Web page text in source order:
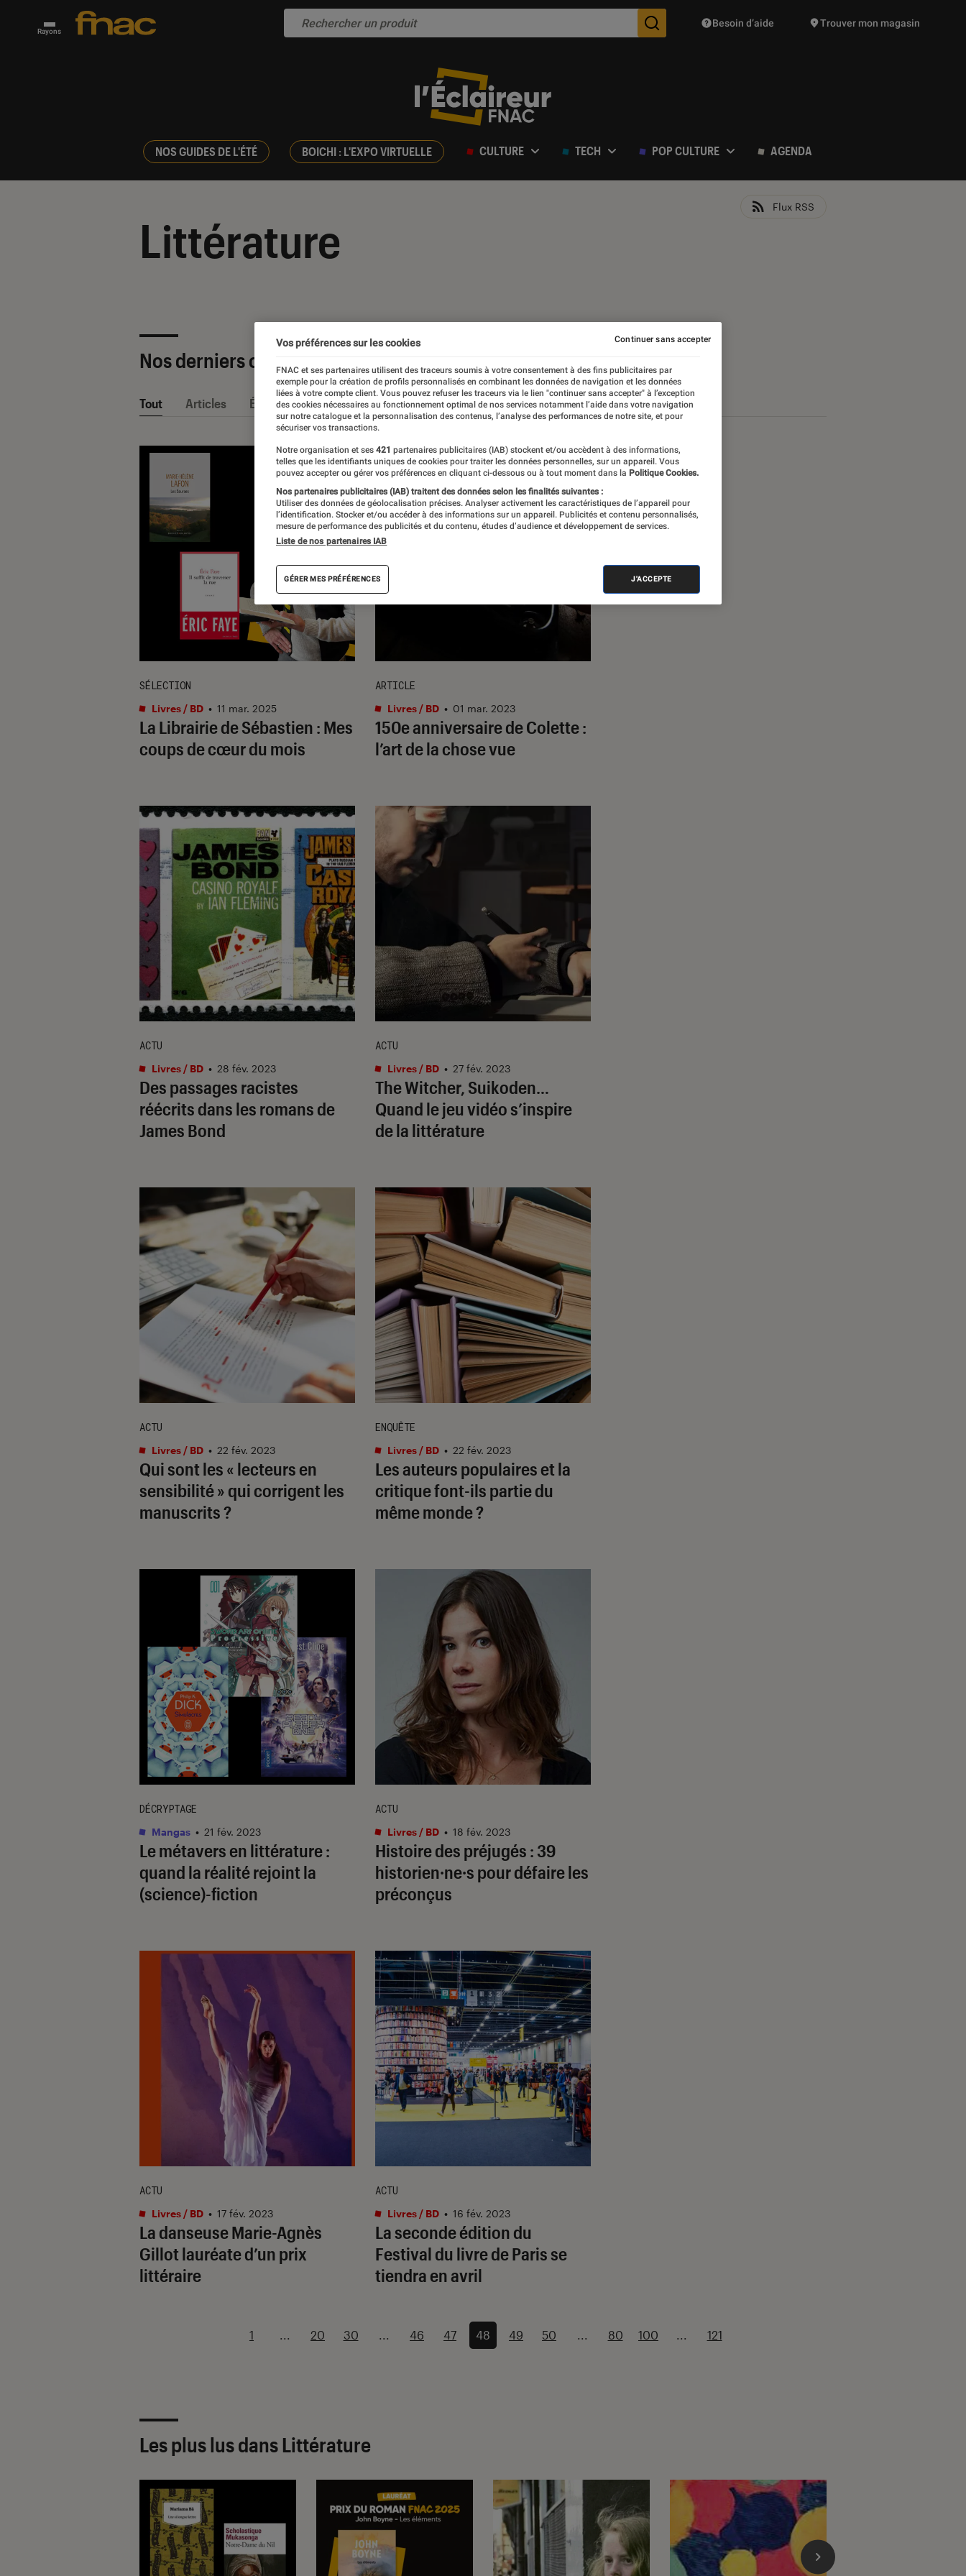
Rayons Des suggestions de produits vont vous être proposées
Besoin d’aide Trouver mon magasin
NOS GUIDES DE L'ÉTÉ BOICHI : L'EXPO VIRTUELLE CULTURE TECH POP CULTURE AGENDA
Littérature
Flux RSS
Nos derniers contenus
Tout Articles Événéments Sélections et guides
La Librairie de Sébastien : Mes
coups de cœur du mois
SÉLECTION
Livres / BD • 11 mar. 2025
150e anniversaire de Colette :
l’art de la chose vue
ARTICLE
Livres / BD • 01 mar. 2023
Des passages racistes
réécrits dans les romans de
James Bond
ACTU
Livres / BD • 28 fév. 2023
The Witcher, Suikoden…
Quand le jeu vidéo s’inspire
de la littérature
ACTU
Livres / BD • 27 fév. 2023
Qui sont les « lecteurs en
sensibilité » qui corrigent les
manuscrits ?
ACTU
Livres / BD • 22 fév. 2023
Les auteurs populaires et la
critique font-ils partie du
même monde ?
ENQUÊTE
Livres / BD • 22 fév. 2023
Le métavers en littérature :
quand la réalité rejoint la
(science)-fiction
DÉCRYPTAGE
Mangas • 21 fév. 2023
Histoire des préjugés : 39
historien·ne·s pour défaire les
préconçus
ACTU
Livres / BD • 18 fév. 2023
La danseuse Marie-Agnès
Gillot lauréate d’un prix
littéraire
ACTU
Livres / BD • 17 fév. 2023
La seconde édition du
Festival du livre de Paris se
tiendra en avril
ACTU
Livres / BD • 16 fév. 2023
1 ... 20 30 ... 46 47 48 49 50 ... 80 100 ... 121
Les plus lus dans Littérature
Vos préférences sur les cookies
FNAC et ses partenaires utilisent des traceurs soumis à votre consentement à des fins publicitaires par
exemple pour la création de profils personnalisés en combinant les données de navigation et les données
liées à votre compte client. Vous pouvez refuser les traceurs via le lien "continuer sans accepter" à l’exception
des cookies nécessaires au fonctionnement optimal de nos services notamment l’aide dans votre navigation
sur notre catalogue et la personnalisation des contenus, l’analyse des performances de notre site, et pour
sécuriser vos transactions.
Notre organisation et ses 421 partenaires publicitaires (IAB) stockent et/ou accèdent à des informations,
telles que les identifiants uniques de cookies pour traiter les données personnelles, sur un appareil. Vous
pouvez accepter ou gérer vos préférences en cliquant ci-dessous ou à tout moment dans la Politique Cookies.
Nos partenaires publicitaires (IAB) traitent des données selon les finalités suivantes :
Utiliser des données de géolocalisation précises. Analyser activement les caractéristiques de l’appareil pour
l’identification. Stocker et/ou accéder à des informations sur un appareil. Publicités et contenu personnalisés,
mesure de performance des publicités et du contenu, études d’audience et développement de services.
Liste de nos partenaires IAB
GÉRER MES PRÉFÉRENCES J'ACCEPTE
Continuer sans accepter